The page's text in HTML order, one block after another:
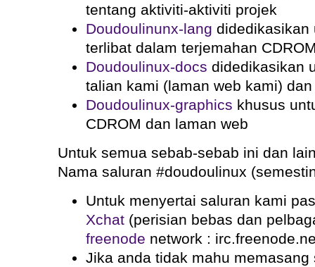
tentang aktiviti-aktiviti projek
Doudoulinunx-lang didedikasikan
terlibat dalam terjemahan
Doudoulinux-docs didedikasikan
talian kami (laman web kami)
Doudoulinux-graphics khusus
CDROM dan laman web
Untuk semua sebab-sebab ini dan
Nama saluran #doudoulinux
Untuk menyertai saluran kami
Xchat(perisian bebas dan
freenode network :
Jika anda tidak mahu